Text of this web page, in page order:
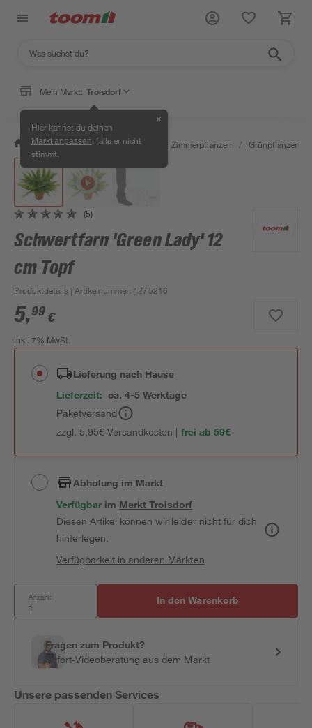
Mein Markt: Troisdorf
Hier kannst du deinen
Markt anpassen , falls er nicht
stimmt.
✕
/ Garten & Freizeit / Pflanzen Zimmerpflanzen / Grünpflanzen
(5)
Schwertfarn 'Green Lady' 12
cm Topf
Produktdetails | Artikelnummer:4275216
5,99 €
inkl. 7% MwSt.
Lieferung nach Hause
Lieferzeit: ca. 4-5 Werktage
Paketversand
zzgl. 5,95€ Versandkosten | frei ab 59€
Abholung im Markt
Verfügbar im MarktTroisdorf
Diesen Artikel können wir leider nicht für dich
hinterlegen.
Verfügbarkeit in anderen Märkten
Anzahl: In den Warenkorb
Fragen zum Produkt?
Sofort-Videoberatung aus dem Markt
Unsere passenden Services